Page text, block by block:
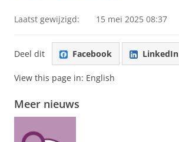
Laatst gewijzigd: 15 mei 2025 08:37
Deel dit Facebook LinkedIn
View this page in: English
Meer nieuws